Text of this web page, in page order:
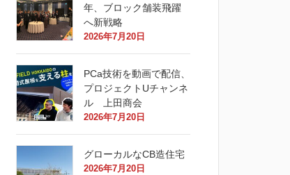
年、ブロック舗装飛躍
へ新戦略
2026年7月20日
PCa技術を動画で配信、
プロジェクトUチャンネ
ル 上田商会
2026年7月20日
グローカルなCB造住宅
2026年7月20日